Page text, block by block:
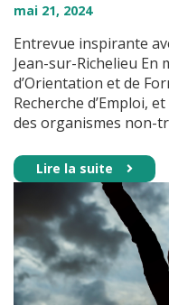
mai 21, 2024
Entrevue inspirante
Jean-sur-Richelieu En
d’Orientation et de
Recherche d’Emploi,
des organismes non-
Lire la suite